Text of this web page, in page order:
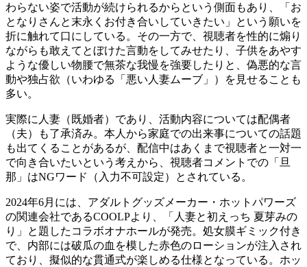
わらない姿で活動が続けられるからという側面もあり、「お
となりさんと末永くお付き合いしていきたい」という願いを
折に触れて口にしている。その一方で、視聴者を性的に煽り
ながらも敢えてとぼけた言動をしてみせたり、子供をあやす
ような優しい物腰で無茶な我慢を強要したりと、偽悪的な言
動や独占欲（いわゆる「悪い人妻ムーブ」）を見せることも
多い。
実際に人妻（既婚者）であり、活動内容については配偶者
（夫）も了承済み。本人から家庭での出来事についての話題
も出てくることがあるが、配信中はあくまで視聴者と一対一
で向き合いたいという考えから、視聴者コメントでの「旦
那」はNGワード（入力不可設定）とされている。
2024年6月には、アダルトグッズメーカー・ホットパワーズ
の関連会社であるCOOLPより、「人妻と初えっち 夏芽みの
り」と題したコラボオナホールが発売。処女膜ギミック付き
で、内部には破瓜の血を模した赤色のローションが注入され
ており、擬似的な貫通式が楽しめる仕様となっている。ホッ